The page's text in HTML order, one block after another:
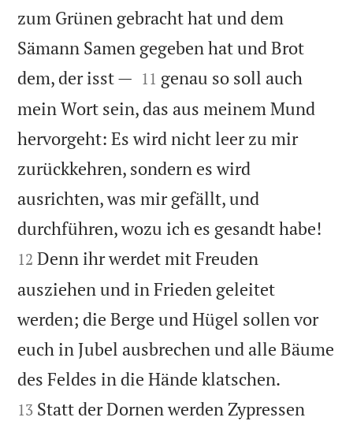
zum Grünen gebracht hat und dem
Sämann Samen gegeben hat und Brot
dem, der isst — 

11 genau so soll auch
mein Wort sein, das aus meinem Mund
hervorgeht: Es wird nicht leer zu mir
zurückkehren, sondern es wird
ausrichten, was mir gefällt, und
durchführen, wozu ich es gesandt habe!
12 Denn ihr werdet mit Freuden
ausziehen und in Frieden geleitet
werden; die Berge und Hügel sollen vor
euch in Jubel ausbrechen und alle Bäume
des Feldes in die Hände klatschen.
13 Statt der Dornen werden Zypressen